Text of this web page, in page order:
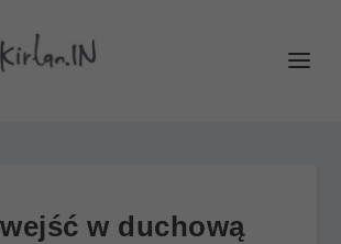
w duchową